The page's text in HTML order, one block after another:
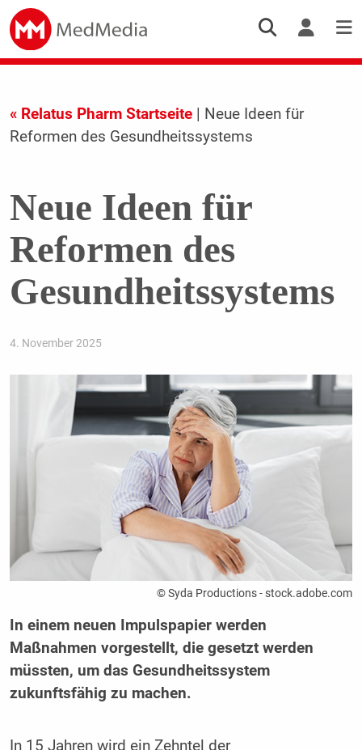
« Relatus Pharm Startseite| Neue Ideen für
Reformen des Gesundheitssystems
Neue Ideen für
Reformen des
Gesundheitssystems
4. November 2025
© Syda Productions - stock.adobe.com
In einem neuen Impulspapier werden
Maßnahmen vorgestellt, die gesetzt werden
müssten, um das Gesundheitssystem
zukunftsfähig zu machen.
In 15 Jahren wird ein Zehntel der